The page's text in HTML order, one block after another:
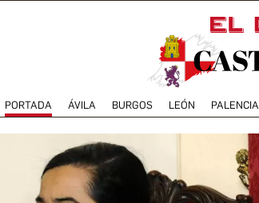
PORTADA ÁVILA BURGOS LEÓN PALENCIA